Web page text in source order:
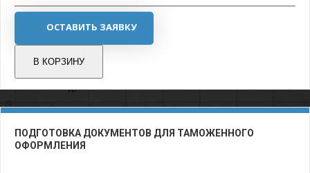
ОСТАВИТЬ ЗАЯВКУ
В КОРЗИНУ
ПОДГОТОВКА ДОКУМЕНТОВ ДЛЯ ТАМОЖЕННОГО
ОФОРМЛЕНИЯ